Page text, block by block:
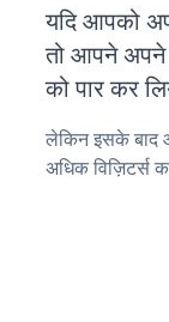
यदि आपको
तो आपने अपने
को पार कर
लेकिन इसके
अधिक विज़िटर्स